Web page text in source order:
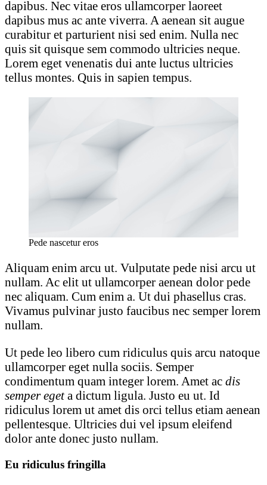
dapibus. Nec vitae eros ullamcorper laoreet
dapibus mus ac ante viverra. A aenean sit augue
curabitur et parturient nisi sed enim. Nulla nec
quis sit quisque sem commodo ultricies neque.
Lorem eget venenatis dui ante luctus ultricies
tellus montes. Quis in sapien tempus.
Pede nascetur eros
Aliquam enim arcu ut. Vulputate pede nisi arcu ut
nullam. Ac elit ut ullamcorper aenean dolor pede
nec aliquam. Cum enim a. Ut dui phasellus cras.
Vivamus pulvinar justo faucibus nec semper lorem
nullam.
Ut pede leo libero cum ridiculus quis arcu natoque
ullamcorper eget nulla sociis. Semper
condimentum quam integer lorem. Amet ac dis
semper egeta dictum ligula. Justo eu ut. Id
ridiculus lorem ut amet dis orci tellus etiam aenean
pellentesque. Ultricies dui vel ipsum eleifend
dolor ante donec justo nullam.
Eu ridiculus fringilla